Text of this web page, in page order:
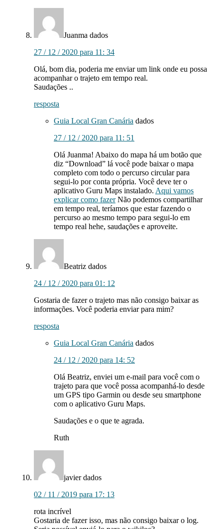
Juanma dados
27 / 12 / 2020 para 11: 34
Olá, bom dia, poderia me enviar um link onde eu possa
acompanhar o trajeto em tempo real.
Saudações ..
resposta
Guia Local Gran Canária dados
27 / 12 / 2020 para 11: 51
Olá Juanma! Abaixo do mapa há um botão que
diz “Download” lá você pode baixar o mapa
completo com todo o percurso circular para
segui-lo por conta própria. Você deve ter o
aplicativo Guru Maps instalado. Aqui vamos
explicar como fazerNão podemos compartilhar
em tempo real, teríamos que estar fazendo o
percurso ao mesmo tempo para segui-lo em
tempo real hehe, saudações e aproveite.
Beatriz dados
24 / 12 / 2020 para 01: 12
Gostaria de fazer o trajeto mas não consigo baixar as
informações. Você poderia enviar para mim?
resposta
Guia Local Gran Canária dados
24 / 12 / 2020 para 14: 52
Olá Beatriz, enviei um e-mail para você com o
trajeto para que você possa acompanhá-lo desde
um GPS tipo Garmin ou desde seu smartphone
com o aplicativo Guru Maps.
Saudações e o que te agrada.
Ruth
javier dados
02 / 11 / 2019 para 17: 13
rota incrível
Gostaria de fazer isso, mas não consigo baixar o log.